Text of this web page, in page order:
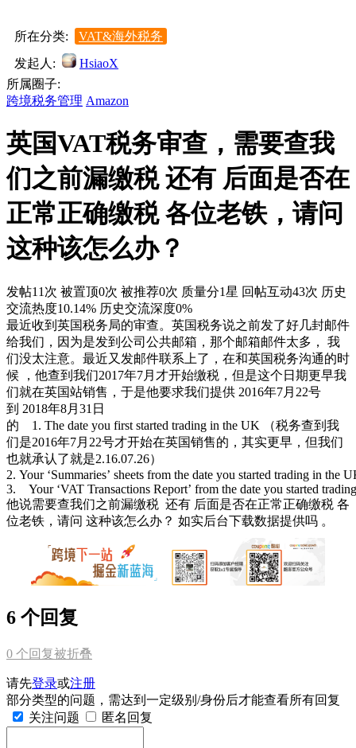
所在分类:
VAT&海外税务
发起人:
HsiaoX
所属圈子:
跨境税务管理 Amazon
英国VAT税务审查，需要查我
们之前漏缴税 还有 后面是否在
正常正确缴税 各位老铁，请问
这种该怎么办？
发帖11次 被置顶0次 被推荐0次 质量分1星 回帖互动43次 历史
交流热度10.14% 历史交流深度0%
最近收到英国税务局的审查。英国税务说之前发了好几封邮件
给我们，因为是发到公司公共邮箱，那个邮箱邮件太多， 我
们没太注意。最近又发邮件联系上了，在和英国税务沟通的时
候 ，他查到我们2017年7月才开始缴税，但是这个日期更早我
们就在英国站销售，于是他要求我们提供 2016年7月22号
到 2018年8月31日
的 1. The date you first started trading in the UK （税务查到我
们是2016年7月22号才开始在英国销售的，其实更早，但我们
也就承认了就是2.16.07.26）
2. Your ‘Summaries’ sheets from the date you started trading in the
3. Your ‘VAT Transactions Report’ from the date you started
他说需要查我们之前漏缴税 还有 后面是否在正常正确缴税 各
位老铁，请问 这种该怎么办？ 如实后台下载数据提供吗 。
6 个回复
0 个回复被折叠
请先登录或注册
部分类型的问题，需达到一定级别/身份后才能查看所有回复
关注问题
匿名回复